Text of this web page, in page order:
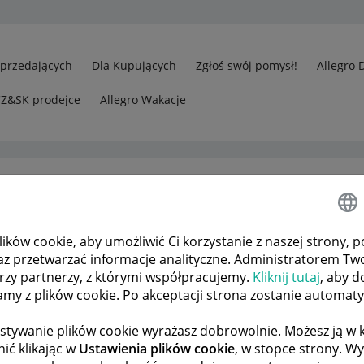
cookie, aby umożliwić Ci korzystanie z naszej strony,
przetwarzać informacje analityczne. Administratorem
partnerzy, z którymi współpracujemy. Kliknij tutaj, aby
z plików cookie. Po akceptacji strona zostanie
plików cookie wyrażasz dobrowolnie. Możesz ją w
klikając wUstawienia plików cookie, w stopce strony.
Dla Kupujących Zgłoś swój pomysł! Allegro
prodejce Allegro Wakacje
Odp.: Witam jak wygląda termin w związku ze
POPRZEDNIA NASTĘPNA